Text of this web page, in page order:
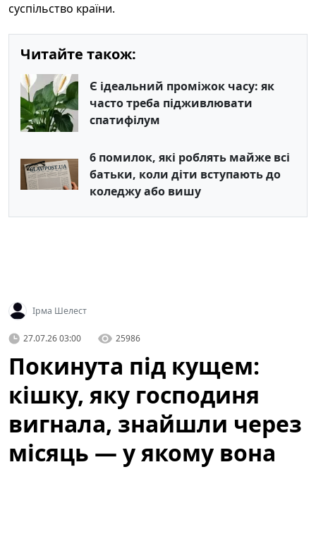
суспільство країни.
Читайте також:
Є ідеальний проміжок часу: як
часто треба підживлювати
спатифілум
6 помилок, які роблять майже всі
батьки, коли діти вступають до
коледжу або вишу
Ірма Шелест
27.07.26 03:00 25986
Покинута під кущем:
кішку, яку господиня
вигнала, знайшли через
місяць — у якому вона